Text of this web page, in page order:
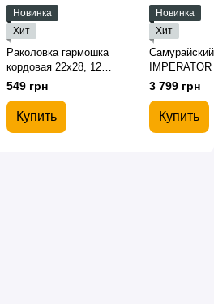
Новинка
Хит
Раколовка гармошка
кордовая 22х28, 12
входов, 4 метра
549 грн
Купить
Новинка
Хит
3 799 грн
Купить